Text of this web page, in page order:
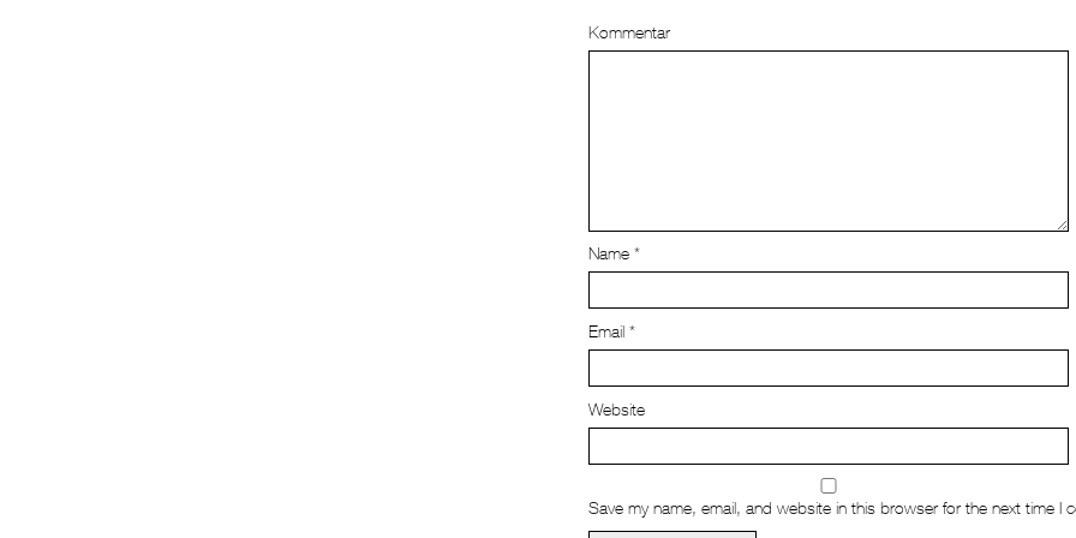
Kommentar
Name*
Email*
Website
Save my name, email, and website in this browser for the next time I